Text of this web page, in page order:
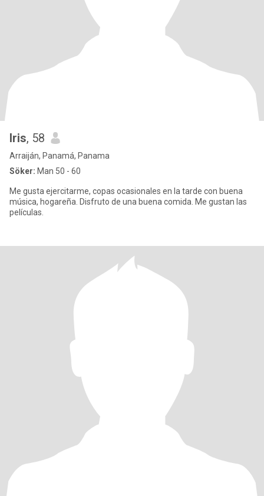
Iris, 58
Arraiján, Panamá, Panama
Söker: Man 50 - 60
Me gusta ejercitarme, copas ocasionales en la tarde con buena
música, hogareña. Disfruto de una buena comida. Me gustan las
películas.